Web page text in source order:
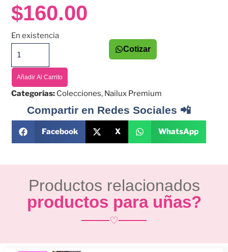
$160.00
En existencia
Añadir Al Carrito
Cotizar
Categorías: Colecciones, Nailux Premium
Compartir en Redes Sociales 📲
Facebook X WhatsApp
Productos relacionados
productos para uñas?
♡